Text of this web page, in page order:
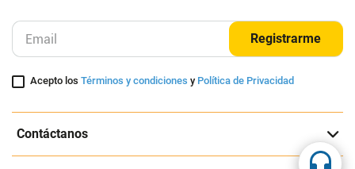
Registrarme
Acepto losTérminos y condiciones y Política de Privacidad
Contáctanos